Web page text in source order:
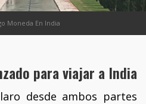
Moneda En India
para viajar a India
desde ambos partes